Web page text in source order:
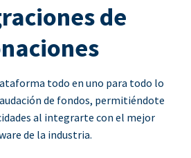
de
todo en uno para todo lo
de fondos, permitiéndote
al integrarte con el mejor
de la industria.